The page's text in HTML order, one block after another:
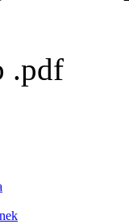
.pdf